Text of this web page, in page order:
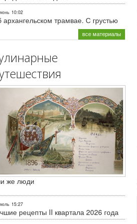
10:02
трамвае. С грустью
все материалы
же люди
15:27
рецепты II квартала 2026 года